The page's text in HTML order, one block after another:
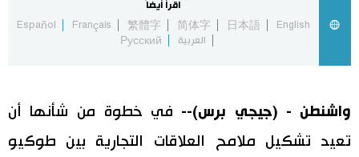
Русский
اليابان في فيديو
مانغا وأنيمي
اقرأ أيضاً
English
日本語
简体字
繁體字
Français
Español
العربية
Русский
واشنطن - (جيجي برس)-- في خطوة من شأنها أن
تعيد تشكيل ملامح العلاقات التجارية بين طوكيو